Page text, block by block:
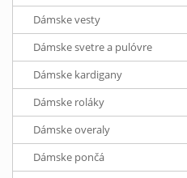
Dámske vesty
Dámske svetre a pulóvre
Dámske kardigany
Dámske roláky
Dámske overaly
Dámske pončá